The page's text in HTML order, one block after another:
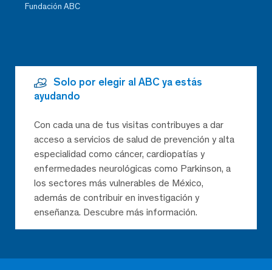
Fundación ABC
Solo por elegir al ABC ya estás
ayudando
Con cada una de tus visitas contribuyes a dar
acceso a servicios de salud de prevención y alta
especialidad como cáncer, cardiopatías y
enfermedades neurológicas como Parkinson, a
los sectores más vulnerables de México,
además de contribuir en investigación y
enseñanza. Descubre más información.